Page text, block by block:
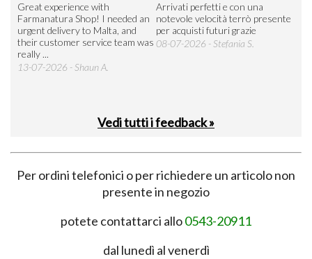
Great experience with
Farmanatura Shop! I needed an
urgent delivery to Malta, and
their customer service team was
really ...
13-07-2026 - Shaun A.
Arrivati perfetti e con una
notevole velocità terrò presente
per acquisti futuri grazie
08-07-2026 - Stefania S.
Vedi tutti i feedback »
Per ordini telefonici o per richiedere un articolo non
presente in negozio
potete contattarci allo0543-20911
dal lunedì al venerdì